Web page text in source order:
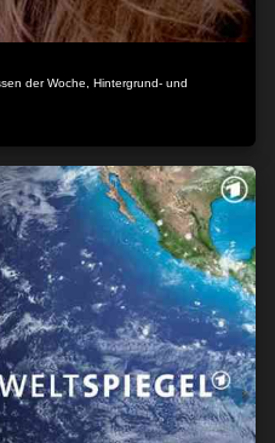
der Woche, Hintergrund- und